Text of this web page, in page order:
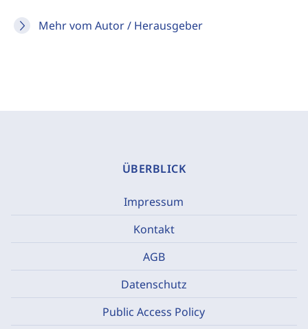
Mehr vom Autor / Herausgeber
ÜBERBLICK
Impressum
Kontakt
AGB
Datenschutz
Public Access Policy